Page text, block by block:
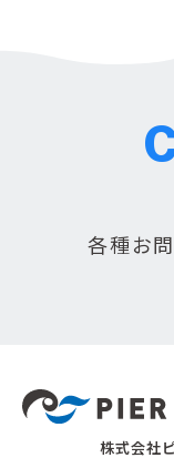
各種お
株式会社